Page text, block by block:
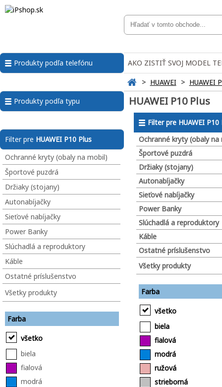
Produkty podľa telefónu
Produkty podľa typu
Filter pre HUAWEI P10 Plus
Ochranné kryty (obaly na mobil)
Športové puzdrá
Držiaky (stojany)
Autonabíjačky
Sieťové nabíjačky
Power Banky
Slúchadlá a reproduktory
Káble
Ostatné príslušenstvo
Všetky produkty
Farba
všetko
biela
fialová
modrá
AKO ZISTIŤ SVOJ MODEL
> HUAWEI > HUAWEI
HUAWEI P10 Plus
Filter pre HUAWEI P10
Ochranné kryty (obaly na
Športové puzdrá
Držiaky (stojany)
Autonabíjačky
Sieťové nabíjačky
Power Banky
Slúchadlá a reproduktory
Káble
Ostatné príslušenstvo
Všetky produkty
Farba
všetko
biela
fialová
modrá
ružová
strieborná